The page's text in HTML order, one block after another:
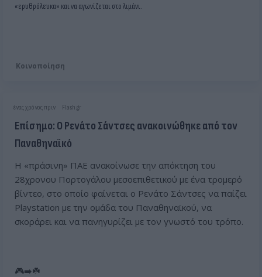
«ερυθρόλευκα» και να αγωνίζεται στο λιμάνι.
Κοινοποίηση
ένας χρόνος πριν Flash.gr
Επίσημο: Ο Ρενάτο Σάντσες ανακοινώθηκε από τον
Παναθηναϊκό
Η «πράσινη» ΠΑΕ ανακοίνωσε την απόκτηση του
28χρονου Πορτογάλου μεσοεπιθετικού με ένα τρομερό
βίντεο, στο οποίο φαίνεται ο Ρενάτο Σάντσες να παίζει
Playstation με την ομάδα του Παναθηναϊκού, να
σκοράρει και να πανηγυρίζει με τον γνωστό του τρόπο.
🎮➡️☘️